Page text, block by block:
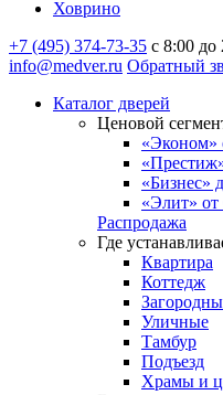
Ховрино
+7 (495) 374-73-35 с 8:00 до
info@medver.ru Обратный
Каталог дверей
Ценовой
«Эконом»
«Бизнес»
«Элит» от
Распродажа
Где
Квартира
Коттедж
Уличные
Тамбур
Подъезд
Храмы и